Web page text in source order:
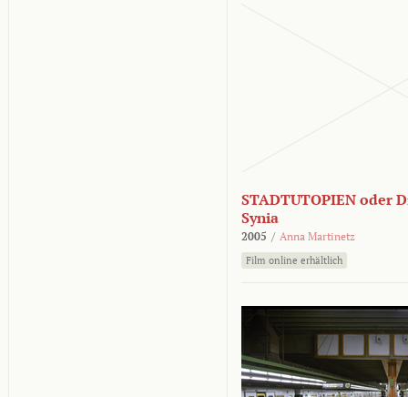
STADTUTOPIEN oder
Synia
2005 / Anna Martinetz
Film online erhältlich